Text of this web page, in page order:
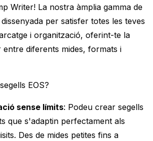
Writer! La nostra àmplia gamma de
per satisfer totes les teves
i organització, oferint-te la
entre diferents mides, formats i
EOS?
sense límits: Podeu crear segells
que s'adaptin perfectament als
Des de mides petites fins a